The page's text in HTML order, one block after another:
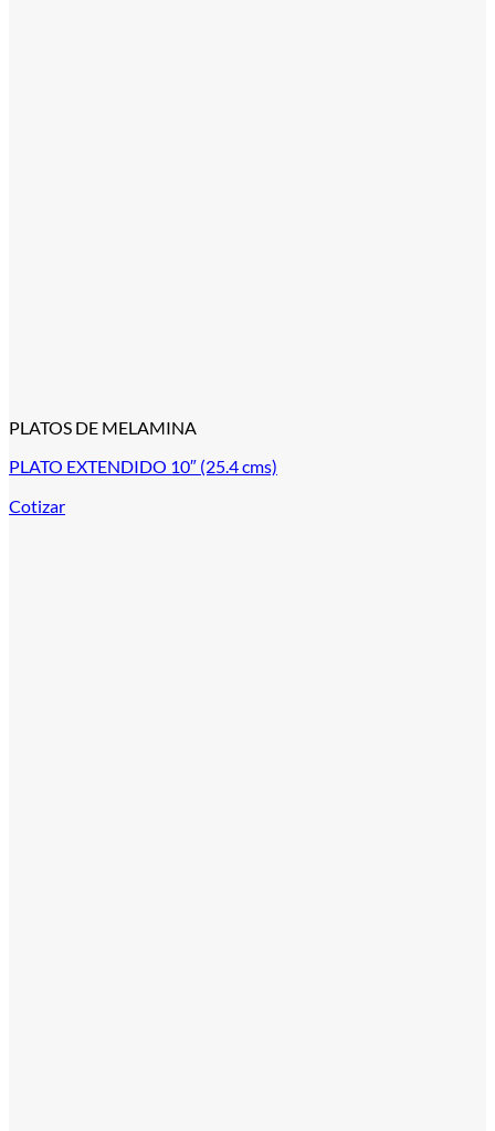
PLATOS DE MELAMINA
PLATO EXTENDIDO 10″ (25.4 cms)
Cotizar